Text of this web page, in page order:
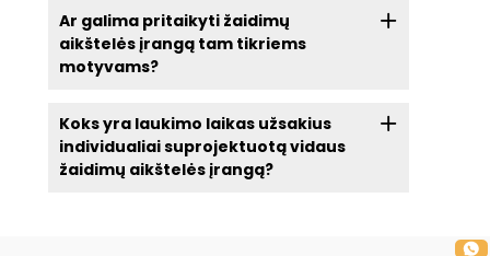
Ar galima pritaikyti žaidimų
aikštelės įrangą tam tikriems
motyvams?
Koks yra laukimo laikas užsakius
individualiai suprojektuotą vidaus
žaidimų aikštelės įrangą?